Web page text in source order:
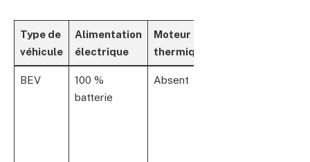
Type de
véhicule
Alimentation
électrique
Moteur
thermique
BEV
100 %
batterie
Absent